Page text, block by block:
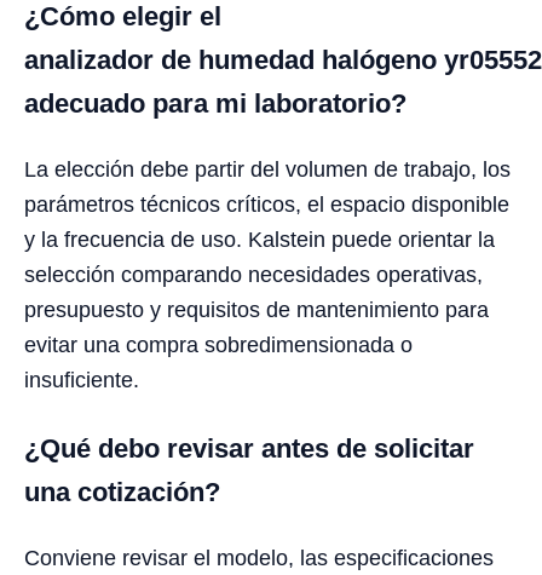
¿Cómo elegir el
analizador de humedad halógeno yr05552
adecuado para mi laboratorio?
La elección debe partir del volumen de trabajo, los
parámetros técnicos críticos, el espacio disponible
y la frecuencia de uso. Kalstein puede orientar la
selección comparando necesidades operativas,
presupuesto y requisitos de mantenimiento para
evitar una compra sobredimensionada o
insuficiente.
¿Qué debo revisar antes de solicitar
una cotización?
Conviene revisar el modelo, las especificaciones